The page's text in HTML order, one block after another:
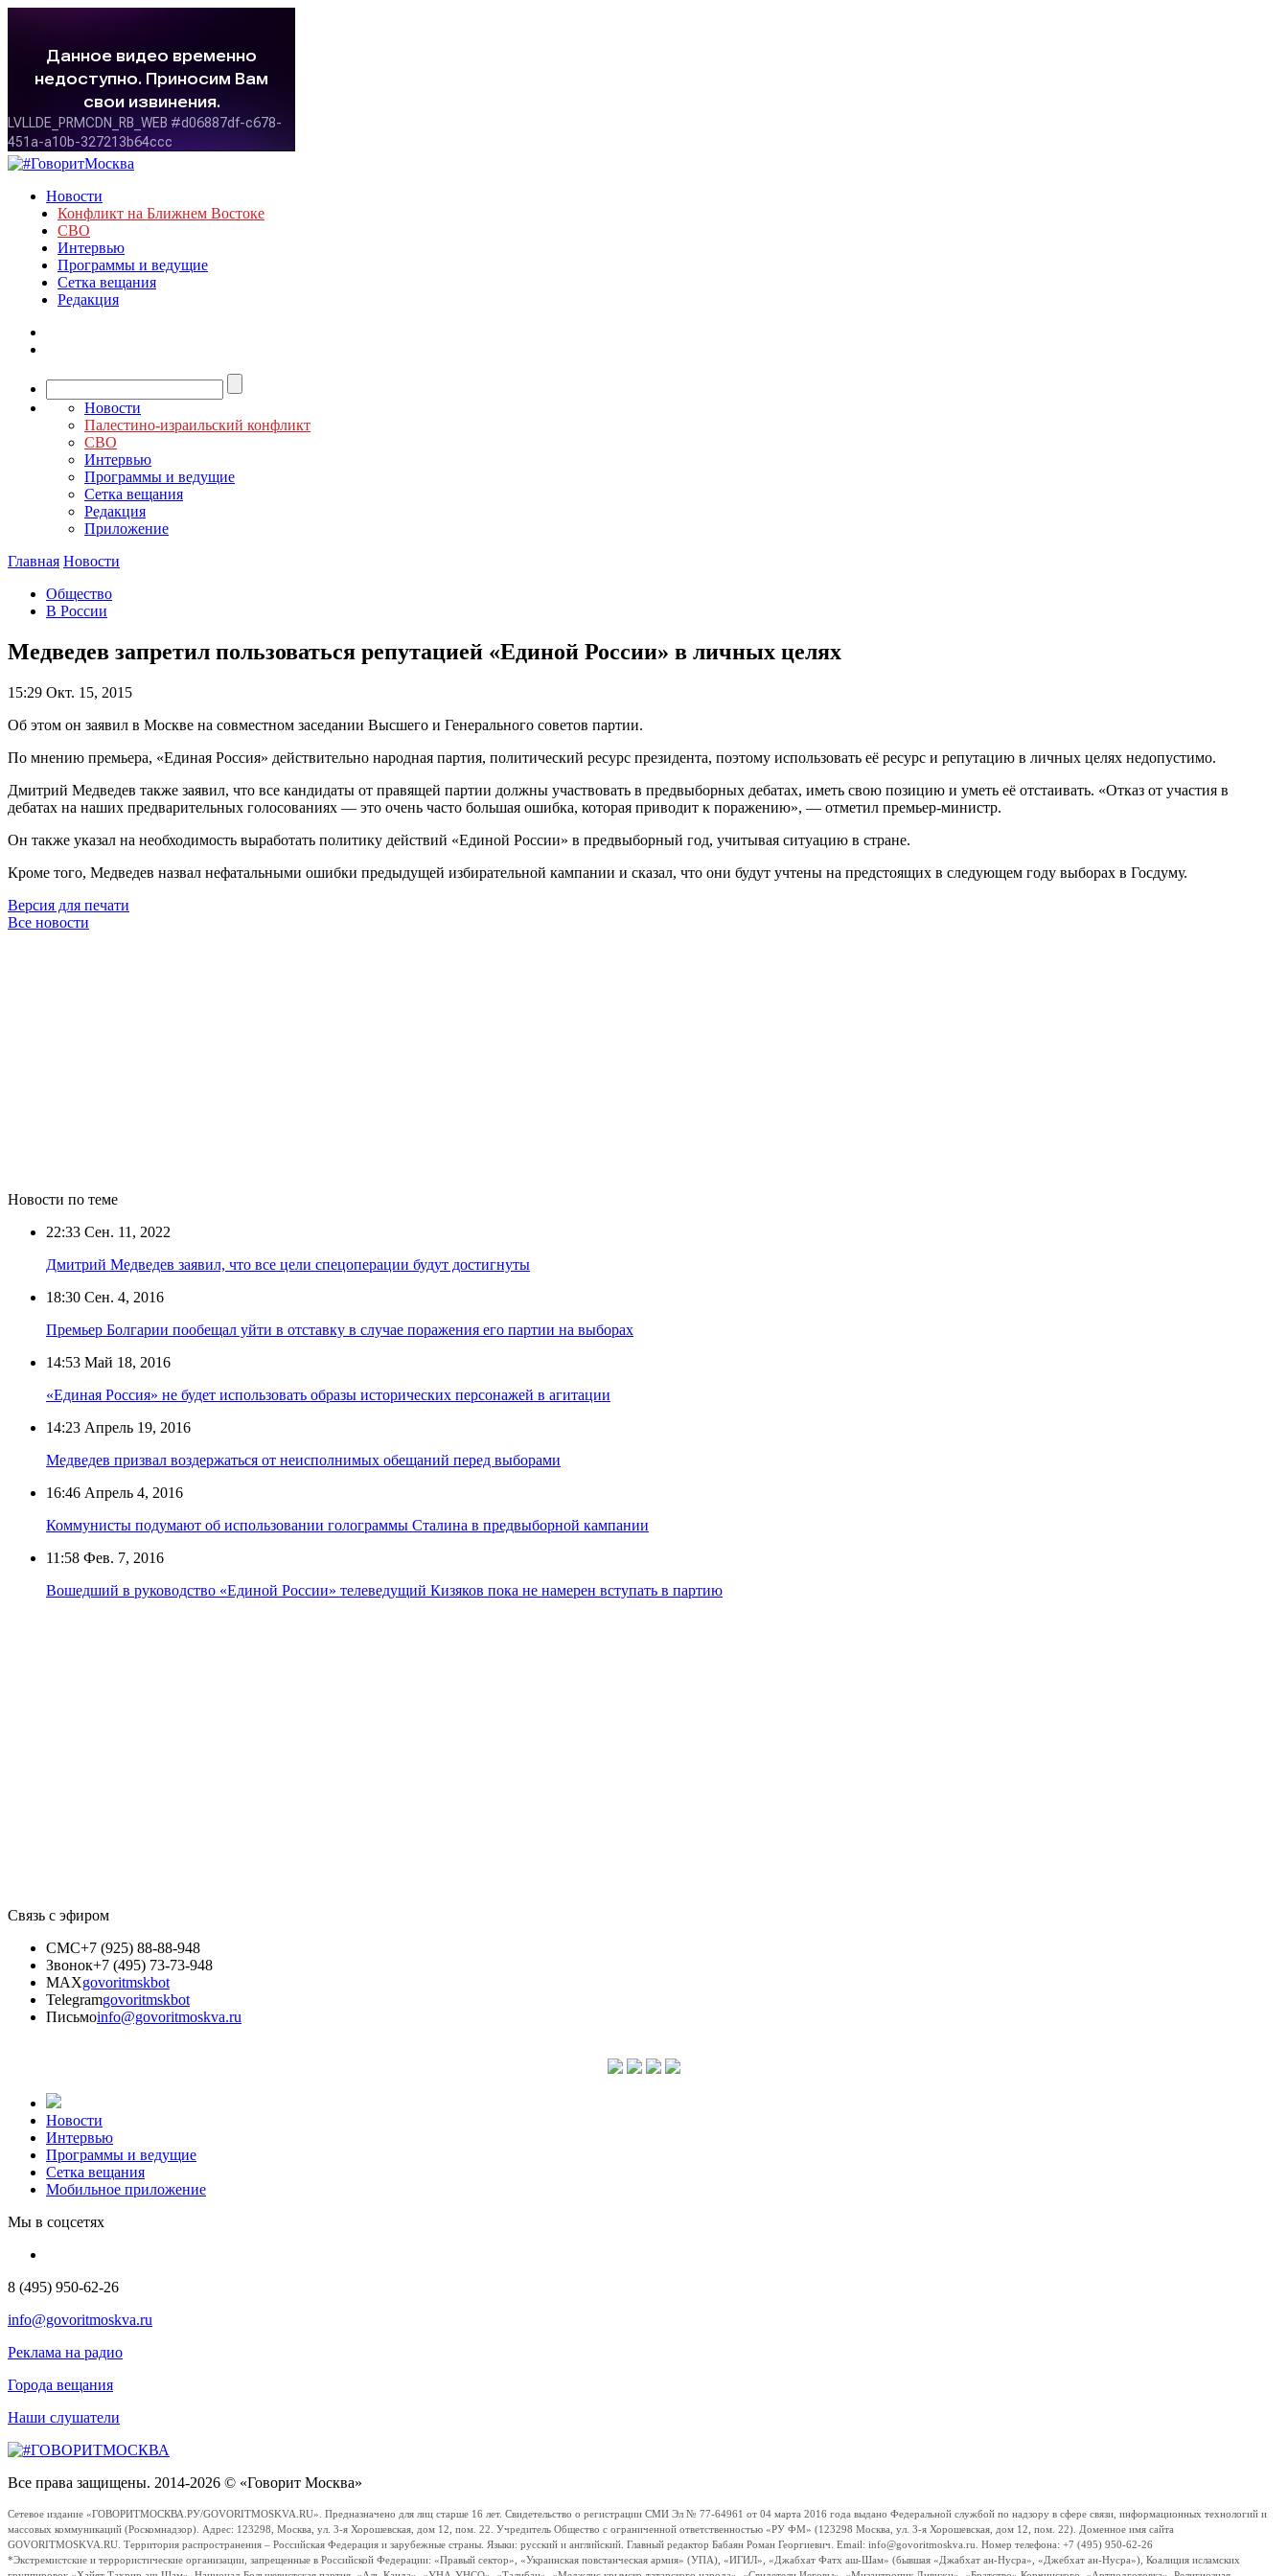
Новости
Конфликт на Ближнем Востоке
СВО
Интервью
Программы и ведущие
Сетка вещания
Редакция
Новости
Палестино-израильский конфликт
СВО
Интервью
Программы и ведущие
Сетка вещания
Редакция
Приложение
Главная Новости
Общество
В России
Медведев запретил пользоваться репутацией «Единой России» в личных целях
15:29 Окт. 15, 2015
Об этом он заявил в Москве на совместном заседании Высшего и Генерального советов партии.
По мнению премьера, «Единая Россия» действительно народная партия, политический ресурс президента, поэтому использовать её ресурс и репутацию в личных целях недопустимо.
Дмитрий Медведев также заявил, что все кандидаты от правящей партии должны участвовать в предвыборных дебатах, иметь свою позицию и уметь её отстаивать. «Отказ от участия в
дебатах на наших предварительных голосованиях — это очень часто большая ошибка, которая приводит к поражению», — отметил премьер-министр.
Он также указал на необходимость выработать политику действий «Единой России» в предвыборный год, учитывая ситуацию в стране.
Кроме того, Медведев назвал нефатальными ошибки предыдущей избирательной кампании и сказал, что они будут учтены на предстоящих в следующем году выборах в Госдуму.
Версия для печати
Все новости
Новости по теме
22:33 Сен. 11, 2022
Дмитрий Медведев заявил, что все цели спецоперации будут достигнуты
18:30 Сен. 4, 2016
Премьер Болгарии пообещал уйти в отставку в случае поражения его партии на выборах
14:53 Май 18, 2016
«Единая Россия» не будет использовать образы исторических персонажей в агитации
14:23 Апрель 19, 2016
Медведев призвал воздержаться от неисполнимых обещаний перед выборами
16:46 Апрель 4, 2016
Коммунисты подумают об использовании голограммы Сталина в предвыборной кампании
11:58 Фев. 7, 2016
Вошедший в руководство «Единой России» телеведущий Кизяков пока не намерен вступать в партию
Связь с эфиром
СМС+7 (925) 88-88-948
Звонок+7 (495) 73-73-948
MAXgovoritmskbot
Telegramgovoritmskbot
Письмоinfo@govoritmoskva.ru
Новости
Интервью
Программы и ведущие
Сетка вещания
Мобильное приложение
Мы в соцсетях
8 (495) 950-62-26
info@govoritmoskva.ru
Реклама на радио
Города вещания
Наши слушатели
Все права защищены. 2014-2026 © «Говорит Москва»
Сетевое издание «ГОВОРИТМОСКВА.РУ/GOVORITMOSKVA.RU». Предназначено для лиц старше 16 лет. Свидетельство о регистрации СМИ Эл № 77-64961 от 04 марта 2016 года выдано Федеральной службой по надзору в сфере связи, информационных технологий и
массовых коммуникаций (Роскомнадзор). Адрес: 123298, Москва, ул. 3-я Хорошевская, дом 12, пом. 22. Учредитель Общество с ограниченной ответственностью «РУ ФМ» (123298 Москва, ул. 3-я Хорошевская, дом 12, пом. 22). Доменное имя сайта
GOVORITMOSKVA.RU. Территория распространения – Российская Федерация и зарубежные страны. Языки: русский и английский. Главный редактор Бабаян Роман Георгиевич. Email: info@govoritmoskva.ru. Номер телефона: +7 (495) 950-62-26
*Экстремистские и террористические организации, запрещенные в Российской Федерации: «Правый сектор», «Украинская повстанческая армия» (УПА), «ИГИЛ», «Джабхат Фатх аш-Шам» (бывшая «Джабхат ан-Нусра», «Джебхат ан-Нусра»), Коалиция исламских